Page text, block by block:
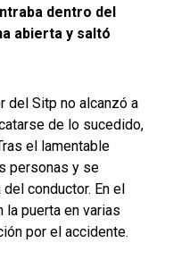
dentro del
abierta y saltó
del Sitp no alcanzó a
de lo sucedido,
el lamentable
personas y se
conductor. En el
puerta en varias
por el accidente.